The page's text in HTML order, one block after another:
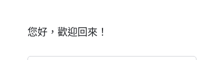
您好，歡迎回來！